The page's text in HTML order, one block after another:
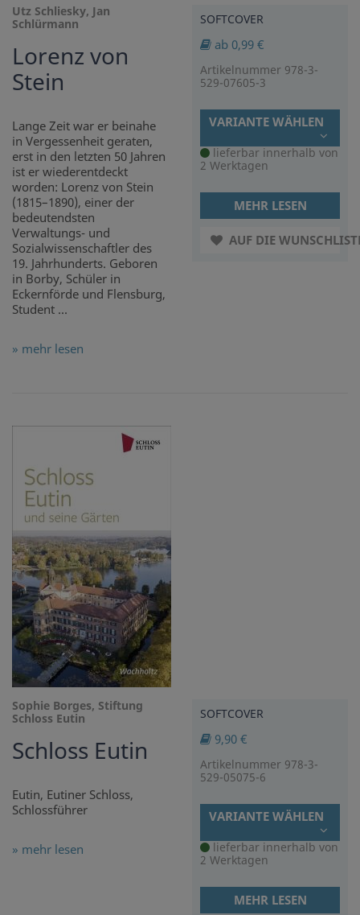
Utz Schliesky, Jan
Schlürmann
Lorenz von
Stein
Lange Zeit war er beinahe
in Vergessenheit geraten,
erst in den letzten 50 Jahren
ist er wiederentdeckt
worden: Lorenz von Stein
(1815–1890), einer der
bedeutendsten
Verwaltungs- und
Sozialwissenschaftler des
19. Jahrhunderts. Geboren
in Borby, Schüler in
Eckernförde und Flensburg,
Student ...
» mehr lesen
SOFTCOVER
ab 0,99 €
Artikelnummer 978-3-
529-07605-3
VARIANTE WÄHLEN
lieferbar innerhalb von
2 Werktagen
MEHR LESEN
AUF DIE
Sophie Borges, Stiftung
Schloss Eutin
Schloss Eutin
Eutin, Eutiner Schloss,
Schlossführer
» mehr lesen
SOFTCOVER
9,90 €
Artikelnummer 978-3-
529-05075-6
VARIANTE WÄHLEN
lieferbar innerhalb von
2 Werktagen
MEHR LESEN